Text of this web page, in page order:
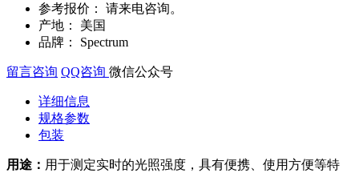
参考报价：
请来电咨询。
产地：
美国
品牌：
Spectrum
留言咨询 QQ咨询 微信公众号
详细信息
规格参数
包装
用途： 用于测定实时的光照强度，具有便携、使用方便等特